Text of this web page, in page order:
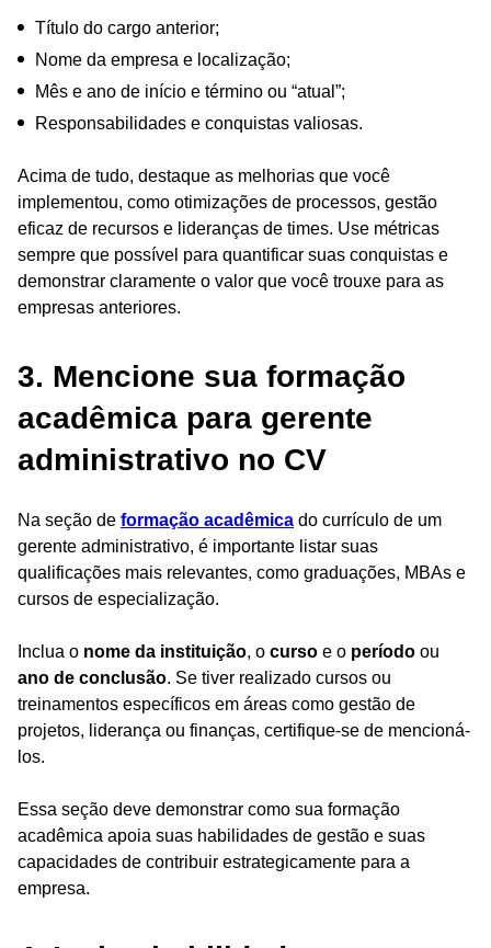
Título do cargo anterior;
Nome da empresa e localização;
Mês e ano de início e término ou “atual”;
Responsabilidades e conquistas valiosas.
Acima de tudo, destaque as melhorias que você
implementou, como otimizações de processos, gestão
eficaz de recursos e lideranças de times. Use métricas
sempre que possível para quantificar suas conquistas e
demonstrar claramente o valor que você trouxe para as
empresas anteriores.
3. Mencione sua formação
acadêmica para gerente
administrativo no CV
Na seção de formação acadêmica do currículo de um
gerente administrativo, é importante listar suas
qualificações mais relevantes, como graduações, MBAs e
cursos de especialização.
Inclua o nome da instituição, o curso e o período ou
ano de conclusão. Se tiver realizado cursos ou
treinamentos específicos em áreas como gestão de
projetos, liderança ou finanças, certifique-se de mencioná-
los.
Essa seção deve demonstrar como sua formação
acadêmica apoia suas habilidades de gestão e suas
capacidades de contribuir estrategicamente para a
empresa.